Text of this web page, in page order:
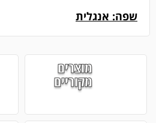
שפה: אנגלית
מוצרים
מקוריים